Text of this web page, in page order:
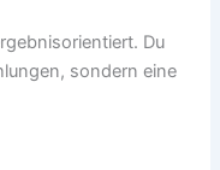
Du
sondern eine